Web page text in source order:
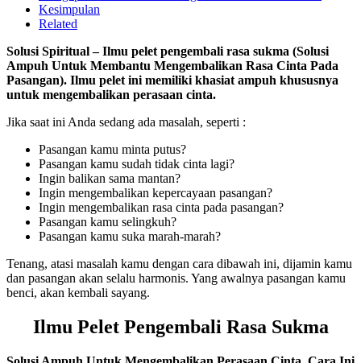
Kesimpulan
Related
Solusi Spiritual – Ilmu pelet pengembali rasa sukma (Solusi
Ampuh Untuk Membantu Mengembalikan Rasa Cinta Pada
Pasangan). Ilmu pelet ini memiliki khasiat ampuh khususnya
untuk mengembalikan perasaan cinta.
Jika saat ini Anda sedang ada masalah, seperti :
Pasangan kamu minta putus?
Pasangan kamu sudah tidak cinta lagi?
Ingin balikan sama mantan?
Ingin mengembalikan kepercayaan pasangan?
Ingin mengembalikan rasa cinta pada pasangan?
Pasangan kamu selingkuh?
Pasangan kamu suka marah-marah?
Tenang, atasi masalah kamu dengan cara dibawah ini, dijamin kamu
dan pasangan akan selalu harmonis. Yang awalnya pasangan kamu
benci, akan kembali sayang.
Ilmu Pelet Pengembali Rasa Sukma